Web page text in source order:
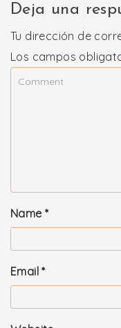
Deja una
Tu dirección de
Los campos
Name *
Email*